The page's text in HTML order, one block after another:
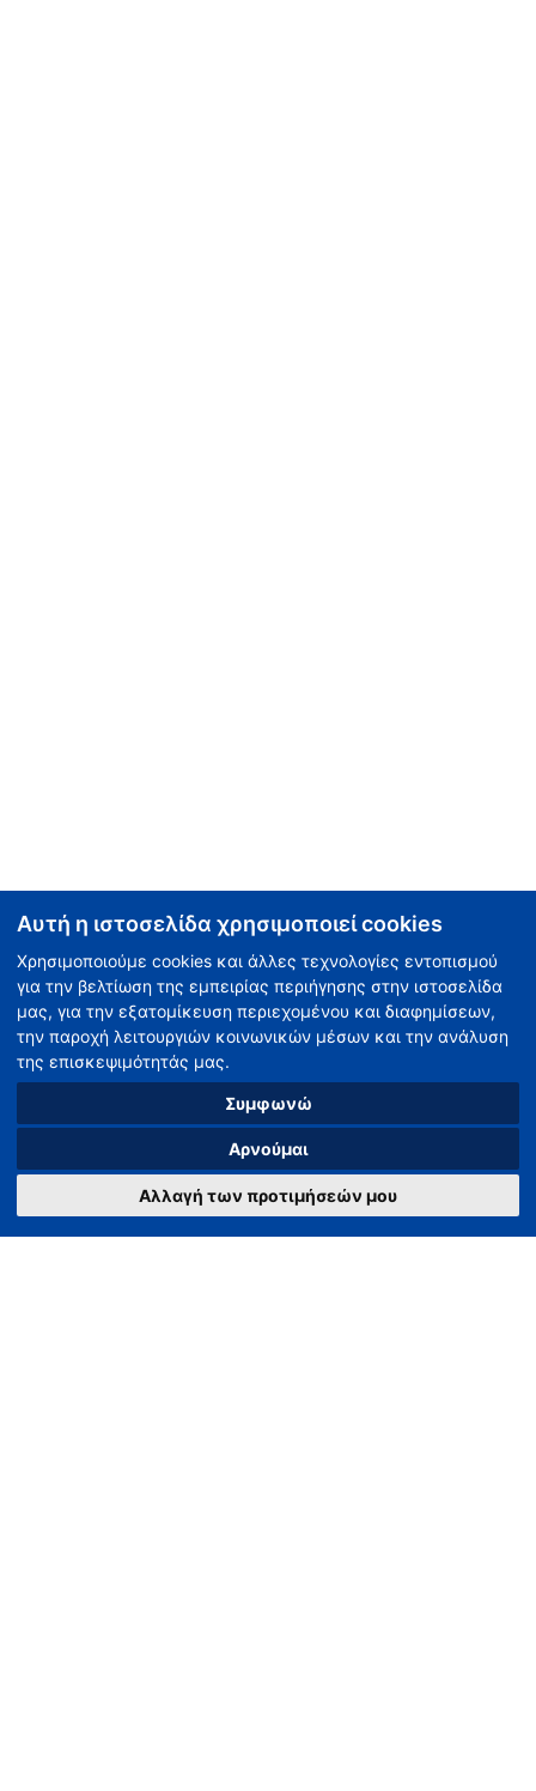
Αυτή η ιστοσελίδα χρησιμοποιεί cookies
Χρησιμοποιούμε cookies και άλλες τεχνολογίες εντοπισμού
για την βελτίωση της εμπειρίας περιήγησης στην ιστοσελίδα
μας, για την εξατομίκευση περιεχομένου και διαφημίσεων,
την παροχή λειτουργιών κοινωνικών μέσων και την ανάλυση
της επισκεψιμότητάς μας.
Συμφωνώ
Αρνούμαι
Αλλαγή των προτιμήσεών μου